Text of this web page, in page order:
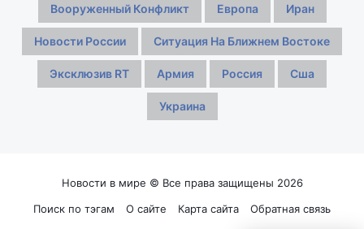
Вооруженный Конфликт Европа Иран
Новости России Ситуация На Ближнем Востоке
Эксклюзив RT Армия Россия Сша
Украина
Новости в мире © Все права защищены 2026
Поиск по тэгам
О сайте Карта сайта
Обратная связь